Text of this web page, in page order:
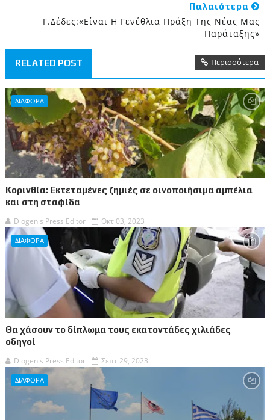
Παλαιότερα
Γ.Δέδες:«Είναι Η Γενέθλια Πράξη Της Νέας Μας
Παράταξης»
RELATED POST Περισσότερα
ΔΙΑΦΟΡΑ
Κορινθία: Εκτεταμένες ζημιές σε οινοποιήσιµα αμπέλια
και στη σταφίδα
Diogenis Press Editor
Οκτ 03, 2023
ΔΙΑΦΟΡΑ
Θα χάσουν το δίπλωμα τους εκατοντάδες χιλιάδες
οδηγοί
Diogenis Press Editor
Σεπτ 29, 2023
ΔΙΑΦΟΡΑ